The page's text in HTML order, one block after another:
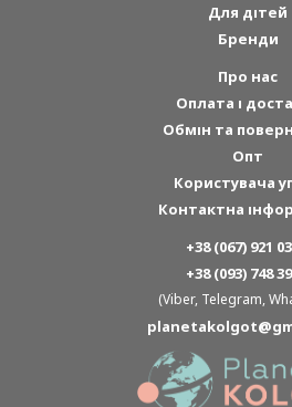
Для дітей
Бренди
Про нас
Оплата і
Обмін та
Опт
Користувача
Контактна
+38 (067) 921
+38 (093) 748
(Viber, Telegram,